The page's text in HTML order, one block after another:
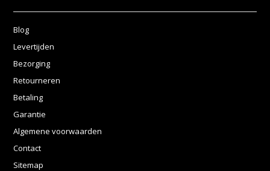
Blog
Levertijden
Bezorging
Retourneren
Betaling
Garantie
Algemene voorwaarden
Contact
Sitemap